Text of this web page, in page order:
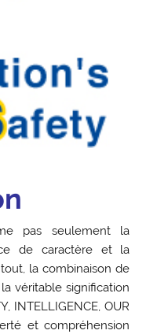
pas seulement la
de caractère et la
la combinaison de
véritable signification
INTELLIGENCE, OUR
et compréhension